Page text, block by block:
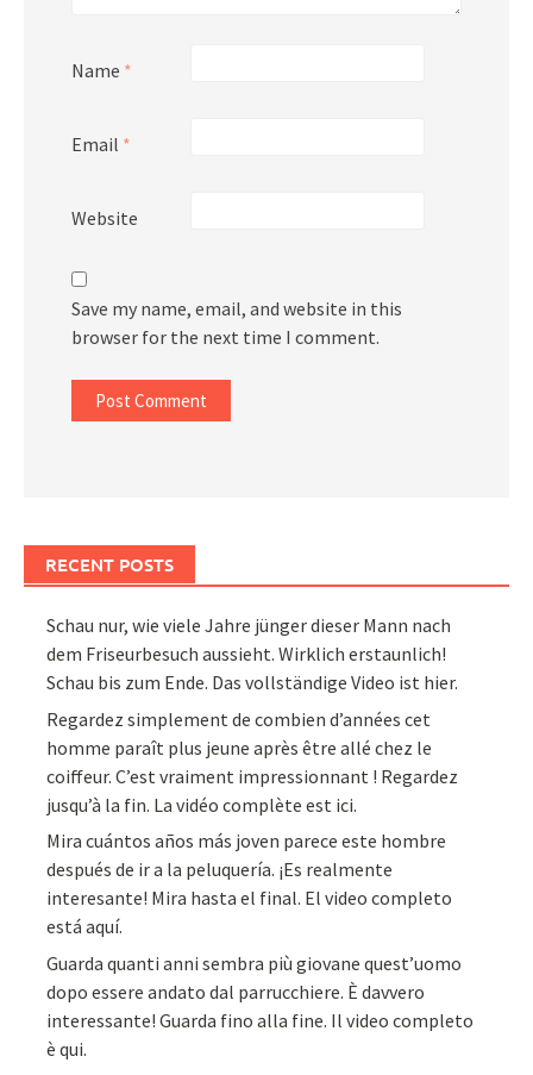
Name *
Email *
Website
Save my name, email, and website in this
browser for the next time I comment.
RECENT POSTS
Schau nur, wie viele Jahre jünger dieser Mann nach
dem Friseurbesuch aussieht. Wirklich erstaunlich!
Schau bis zum Ende. Das vollständige Video ist hier.
Regardez simplement de combien d’années cet
homme paraît plus jeune après être allé chez le
coiffeur. C’est vraiment impressionnant ! Regardez
jusqu’à la fin. La vidéo complète est ici.
Mira cuántos años más joven parece este hombre
después de ir a la peluquería. ¡Es realmente
interesante! Mira hasta el final. El video completo
está aquí.
Guarda quanti anni sembra più giovane quest’uomo
dopo essere andato dal parrucchiere. È davvero
interessante! Guarda fino alla fine. Il video completo
è qui.